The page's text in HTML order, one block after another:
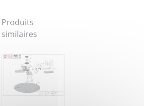
Produits
similaires